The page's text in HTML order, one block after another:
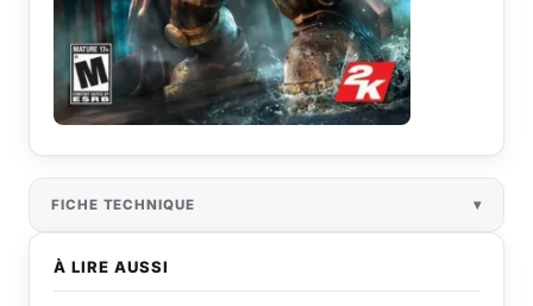
À LIRE AUSSI
FICHE TECHNIQUE